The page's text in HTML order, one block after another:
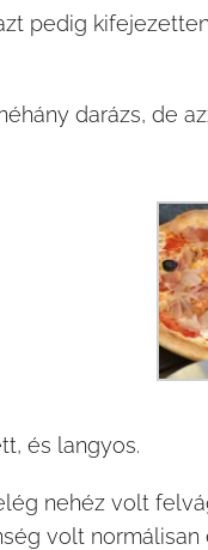
pedig
darázs, de
és langyos.
nehéz volt
volt normálisan